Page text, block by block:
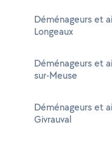
Déménageurs et
Longeaux
Déménageurs et
sur-Meuse
Déménageurs et
Givrauval